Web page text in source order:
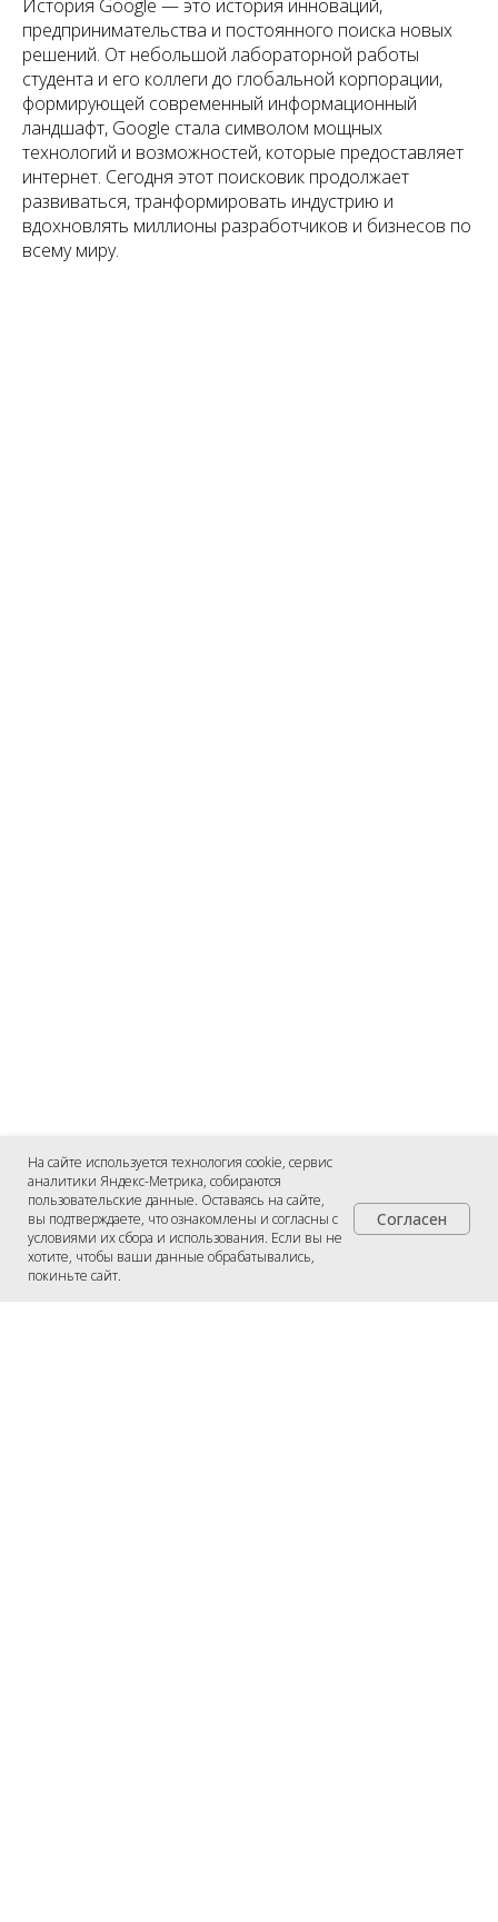
История Google — это история инноваций,
предпринимательства и постоянного поиска новых
решений. От небольшой лабораторной работы
студента и его коллеги до глобальной корпорации,
формирующей современный информационный
ландшафт, Google стала символом мощных
технологий и возможностей, которые предоставляет
интернет. Сегодня этот поисковик продолжает
развиваться, транформировать индустрию и
вдохновлять миллионы разработчиков и бизнесов по
всему миру.
На сайте используется технология cookie, сервис
аналитики Яндекс-Метрика, собираются
пользовательские данные. Оставаясь на сайте,
вы подтверждаете, что ознакомлены и согласны с
условиями их сбора и использования. Если вы не
хотите, чтобы ваши данные обрабатывались,
покиньте сайт.
Согласен